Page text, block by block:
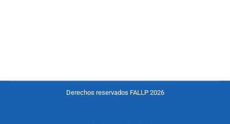
Derechos reservados FALLP 2026